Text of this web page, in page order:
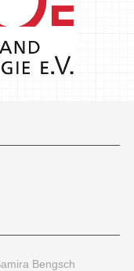
Bengsch